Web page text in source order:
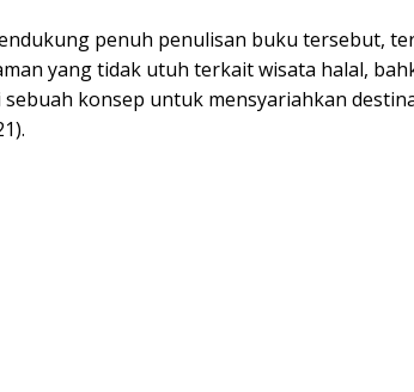
penuh penulisan buku tersebut,
yang tidak utuh terkait wisata halal,
konsep untuk mensyariahkan